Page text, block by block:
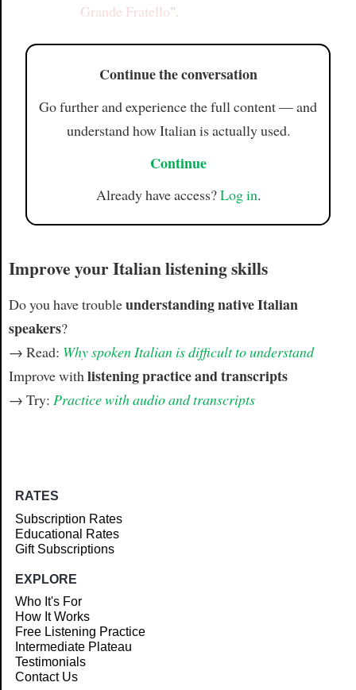
Grande Fratello".
Continue the conversation
Go further and experience the full content — and
understand how Italian is actually used.
Continue
Already have access?Log in.
Improve your Italian listening skills
Do you have troubleunderstanding native Italian
speakers?
→ Read: Why spoken Italian is difficult to understand
Improve withlistening practice and transcripts
→ Try: Practice with audio and transcripts
RATES
Subscription Rates
Educational Rates
Gift Subscriptions
EXPLORE
Who It's For
How It Works
Free Listening Practice
Intermediate Plateau
Testimonials
Contact Us